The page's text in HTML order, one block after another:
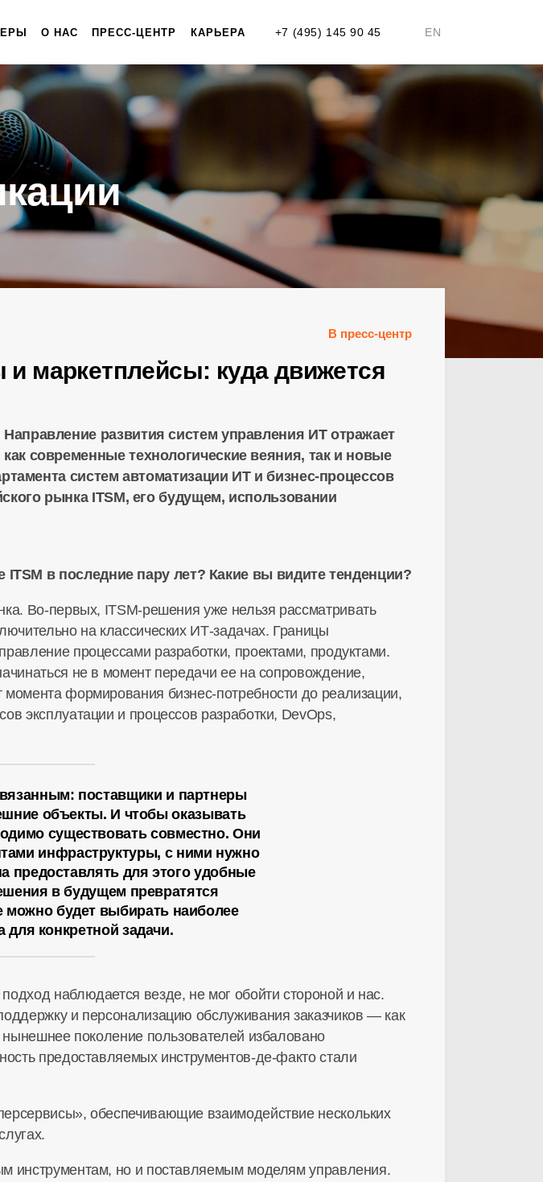
+7 (495) 145 90 45 EN
О НАС ПРЕСС-ЦЕНТР КАРЬЕРА
В пресс-центр
маркетплейсы: куда движется
Направление развития систем управления ИТ отражает
как современные технологические веяния, так и новые
систем автоматизации ИТ ибизнес-процессов
рынка ITSM, его будущем, использовании
в последние пару лет? Какие вы видите тенденции?
Во-первых, ITSM-решения уже нельзя рассматривать
на классических ИТ-задачах. Границы
процессами разработки, проектами, продуктами.
не в момент передачи ее на сопровождение,
момента формирования бизнес-потребности до реализации,
эксплуатации и процессов разработки, DevOps,
поставщики и партнеры
объекты. И чтобы оказывать
существовать совместно. Они
инфраструктуры, с ними нужно
предоставлять для этого удобные
в будущем превратятся
можно будет выбирать наиболее
конкретной задачи.
наблюдается везде, не мог обойти стороной и нас.
и персонализацию обслуживания заказчиков — как
поколение пользователей избаловано
предоставляемых инструментов-де-фактостали
обеспечивающие взаимодействие нескольких
инструментам, но и поставляемым моделям управления.